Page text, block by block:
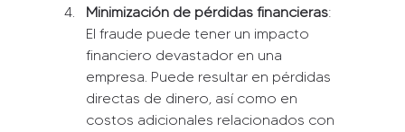
Minimización de pérdidas financieras:
El fraude puede tener un impacto
financiero devastador en una
empresa. Puede resultar en pérdidas
directas de dinero, así como en
costos adicionales relacionados con